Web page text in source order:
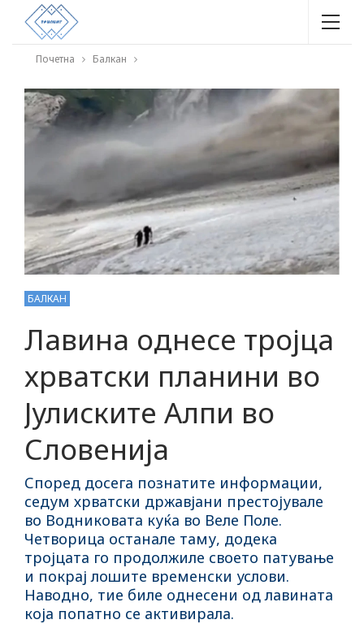
Почетна Балкан
БАЛКАН
Лавина однесе тројца
хрватски планини во
Јулиските Алпи во
Словенија
Според досега познатите информации,
седум хрватски државјани престојувале
во Водниковата куќа во Веле Поле.
Четворица останале таму, додека
тројцата го продолжиле своето патување
и покрај лошите временски услови.
Наводно, тие биле однесени од лавината
која попатно се активирала.